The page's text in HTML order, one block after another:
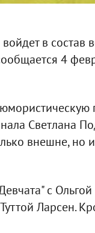
войдет в
4
Светлана
внешне, но
с
Ларсен.